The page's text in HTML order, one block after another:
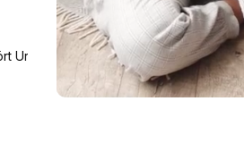
Urlaub zu machen. Spaß und